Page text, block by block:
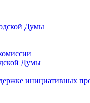
Думы
Думы
инициативных